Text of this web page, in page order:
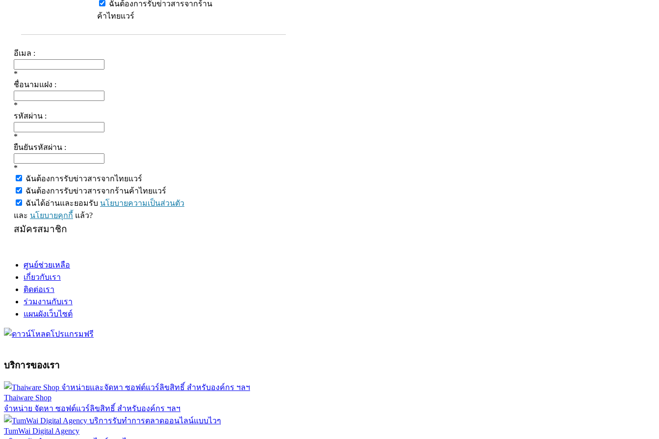
ฉันต้องการรับข่าวสารจากร้าน
ค้าไทยแวร์
อีเมล :
*
ชื่อนามแฝง :
*
รหัสผ่าน :
*
ยืนยันรหัสผ่าน :
*
ฉันต้องการรับข่าวสารจากไทยแวร์
ฉันต้องการรับข่าวสารจากร้านค้าไทยแวร์
ฉันได้อ่านและยอมรับ นโยบายความเป็นส่วนตัว
และ นโยบายคุกกี้ แล้ว?
สมัครสมาชิก
ศูนย์ช่วยเหลือ
เกี่ยวกับเรา
ติดต่อเรา
ร่วมงานกับเรา
แผนผังเว็บไซต์
บริการของเรา
Thaiware Shop
จำหน่าย จัดหา ซอฟต์แวร์ลิขสิทธิ์ สำหรับองค์กร ฯลฯ
TumWai Digital Agency